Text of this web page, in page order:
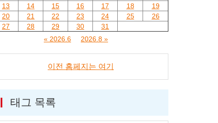
13
14 15 16 17 18
19
20
21 22 23 24 25
26
27
28 29 30
31
« 2026.6
2026.8 »
이전 홈페지는 여기
태그 목록